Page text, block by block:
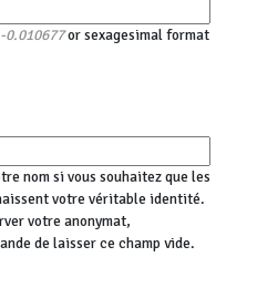
-0.010677or sexagesimal format
nom si vous souhaitez que les
votre véritable identité.
votre anonymat,
de laisser ce champ vide.